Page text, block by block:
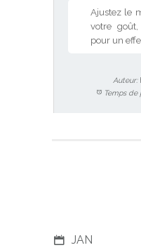
Ajustez le
votre
pour un
Auteur:
Temps de
JAN